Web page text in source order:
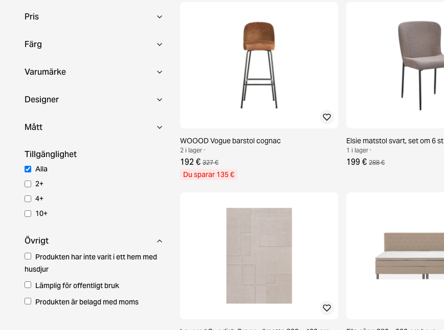
Pris
Färg
Varumärke
Designer
Mått
Tillgänglighet
Alla
2+
4+
10+
Övrigt
Produkten har inte varit i ett hem med
husdjur
Lämplig för offentligt bruk
Produkten är belagd med moms
WOOOD Vogue barstol cognac
2 i lager ·
192 € 327 €
Du sparar 135 €
Elsie matstol svart, set om 6 st
1 i lager ·
199 € 288 €